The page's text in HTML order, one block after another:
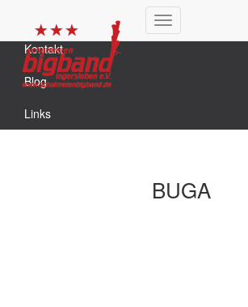
Hier spielt die BigBand
Kontakt
Blog
Links
Navigation
BUGA